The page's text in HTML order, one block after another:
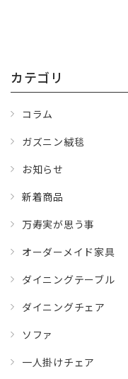
カテゴリ
コラム
ガズニン絨毯
お知らせ
新着商品
万寿実が思う事
オーダーメイド家具
ダイニングテーブル
ダイニングチェア
ソファ
一人掛けチェア